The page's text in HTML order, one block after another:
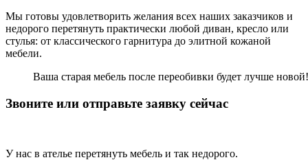
Мы готовы удовлетворить желания всех наших заказчиков и
недорого перетянуть практически любой диван, кресло или
стулья: от классического гарнитура до элитной кожаной
мебели.
Ваша старая мебель после переобивки будет лучше новой!
Звоните или отправьте заявку сейчас
У нас в ателье перетянуть мебель и так недорого.